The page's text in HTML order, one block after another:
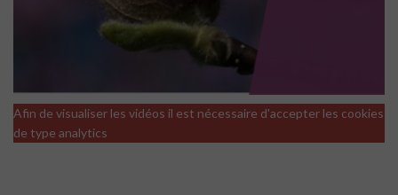
Afin de visualiser les vidéos il est nécessaire d'accepter les cookies
de type analytics